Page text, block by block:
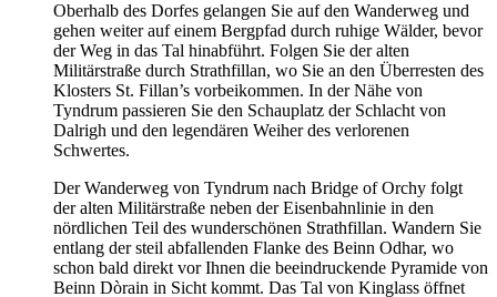
Oberhalb des Dorfes gelangen Sie auf den Wanderweg und
gehen weiter auf einem Bergpfad durch ruhige Wälder, bevor
der Weg in das Tal hinabführt. Folgen Sie der alten
Militärstraße durch Strathfillan, wo Sie an den Überresten des
Klosters St. Fillan’s vorbeikommen. In der Nähe von
Tyndrum passieren Sie den Schauplatz der Schlacht von
Dalrigh und den legendären Weiher des verlorenen
Schwertes.
Der Wanderweg von Tyndrum nach Bridge of Orchy folgt
der alten Militärstraße neben der Eisenbahnlinie in den
nördlichen Teil des wunderschönen Strathfillan. Wandern Sie
entlang der steil abfallenden Flanke des Beinn Odhar, wo
schon bald direkt vor Ihnen die beeindruckende Pyramide von
Beinn Dòrain in Sicht kommt. Das Tal von Kinglass öffnet